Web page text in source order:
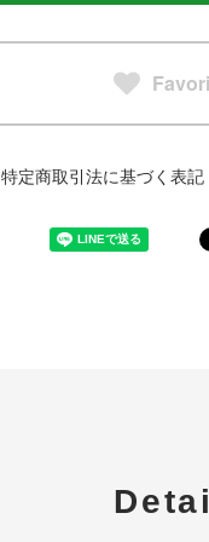
特定商取引法に基づく表記